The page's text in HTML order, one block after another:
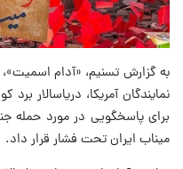
به گزارش تسنیم، «آدام
نمایندگان آمریکا، دریاسالار
برای پاسخگویی در مورد حمله‌
میناب ایران تحت فشار قرار داد.